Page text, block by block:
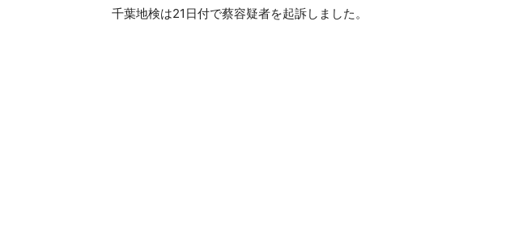
千葉地検は21日付で蔡容疑者を起訴しました。